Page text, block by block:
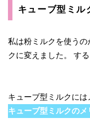
キューブ型ミル
私は粉ミルクを使う
クに変えました。 す
キューブ型ミルクには
キューブ型ミルクのメ